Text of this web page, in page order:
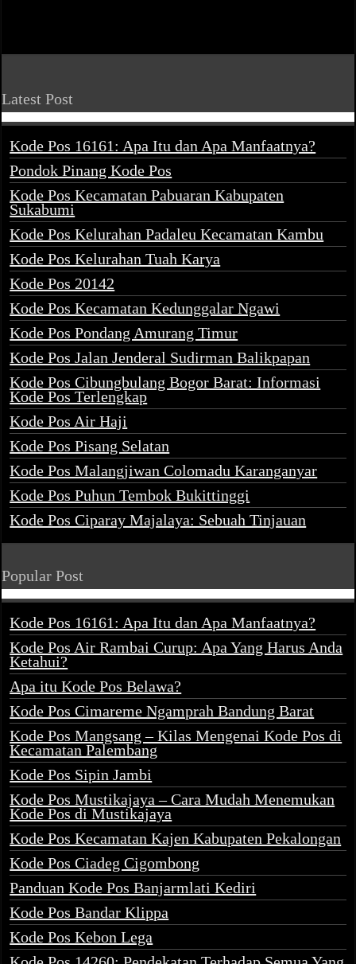
Latest Post
Kode Pos 16161: Apa Itu dan Apa Manfaatnya?
Pondok Pinang Kode Pos
Kode Pos Kecamatan Pabuaran Kabupaten
Sukabumi
Kode Pos Kelurahan Padaleu Kecamatan Kambu
Kode Pos Kelurahan Tuah Karya
Kode Pos 20142
Kode Pos Kecamatan Kedunggalar Ngawi
Kode Pos Pondang Amurang Timur
Kode Pos Jalan Jenderal Sudirman Balikpapan
Kode Pos Cibungbulang Bogor Barat: Informasi
Kode Pos Terlengkap
Kode Pos Air Haji
Kode Pos Pisang Selatan
Kode Pos Malangjiwan Colomadu Karanganyar
Kode Pos Puhun Tembok Bukittinggi
Kode Pos Ciparay Majalaya: Sebuah Tinjauan
Popular Post
Kode Pos 16161: Apa Itu dan Apa Manfaatnya?
Kode Pos Air Rambai Curup: Apa Yang Harus Anda
Ketahui?
Apa itu Kode Pos Belawa?
Kode Pos Cimareme Ngamprah Bandung Barat
Kode Pos Mangsang – Kilas Mengenai Kode Pos di
Kecamatan Palembang
Kode Pos Sipin Jambi
Kode Pos Mustikajaya – Cara Mudah Menemukan
Kode Pos di Mustikajaya
Kode Pos Kecamatan Kajen Kabupaten Pekalongan
Kode Pos Ciadeg Cigombong
Panduan Kode Pos Banjarmlati Kediri
Kode Pos Bandar Klippa
Kode Pos Kebon Lega